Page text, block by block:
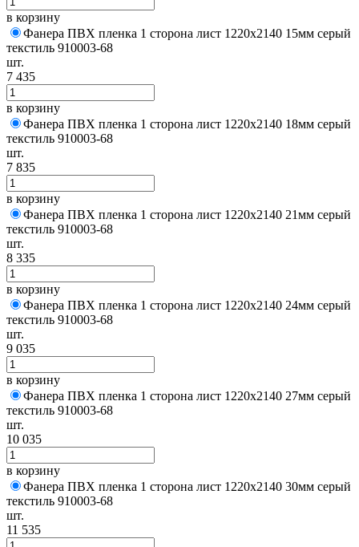
в корзину
Фанера ПВХ пленка 1 сторона лист 1220х2140 15мм серый
текстиль 910003-68
шт.
7 435
в корзину
Фанера ПВХ пленка 1 сторона лист 1220х2140 18мм серый
текстиль 910003-68
шт.
7 835
в корзину
Фанера ПВХ пленка 1 сторона лист 1220х2140 21мм серый
текстиль 910003-68
шт.
8 335
в корзину
Фанера ПВХ пленка 1 сторона лист 1220х2140 24мм серый
текстиль 910003-68
шт.
9 035
в корзину
Фанера ПВХ пленка 1 сторона лист 1220х2140 27мм серый
текстиль 910003-68
шт.
10 035
в корзину
Фанера ПВХ пленка 1 сторона лист 1220х2140 30мм серый
текстиль 910003-68
шт.
11 535